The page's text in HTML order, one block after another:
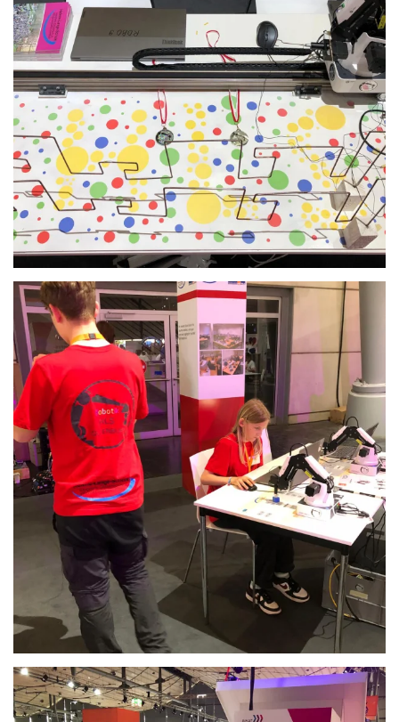
Anschauen....
Anschauen....